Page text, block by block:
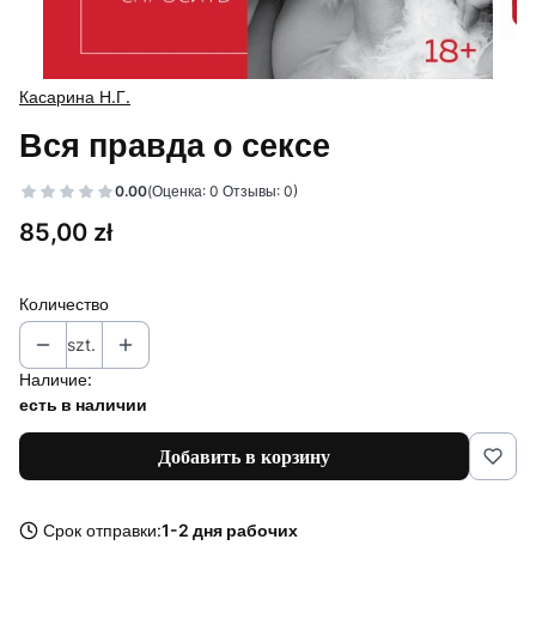
Касарина Н.Г.
Вся правда о сексе
0.00(Оценка: 0 Отзывы: 0)
Цена
85,00 zł
Количество
szt.
Наличие:
есть в наличии
Добавить в корзину
Срок отправки:1-2 дня рабочих